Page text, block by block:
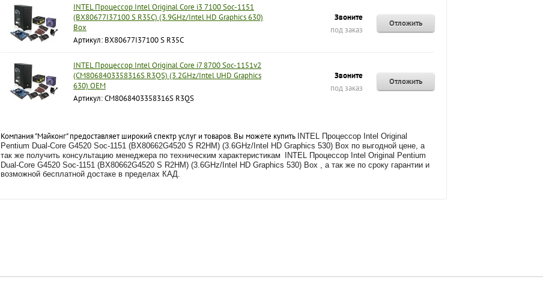
INTEL Процессор Intel Original Core i3 7100 Soc-1151
(BX80677I37100 S R35C) (3.9GHz/Intel HD Graphics 630)
Box
Артикул: BX80677I37100 S R35C
Звоните
под заказ
Отложить
INTEL Процессор Intel Original Core i7 8700 Soc-1151v2
(CM8068403358316S R3QS) (3.2GHz/Intel UHD Graphics
630) OEM
Артикул: CM8068403358316S R3QS
Звоните
под заказ
Отложить
Компания "Майконг" предоставляет широкий спектр услуг и товаров. Вы можете купить INTEL Процессор Intel Original
Pentium Dual-Core G4520 Soc-1151 (BX80662G4520 S R2HM) (3.6GHz/Intel HD Graphics 530) Box по выгодной цене, а
так же получить консультацию менеджера по техническим характеристикам
INTEL Процессор Intel Original Pentium
Dual-Core G4520 Soc-1151 (BX80662G4520 S R2HM) (3.6GHz/Intel HD Graphics 530) Box , а так же по сроку гарантии и
возможной бесплатной достаке в пределах КАД.